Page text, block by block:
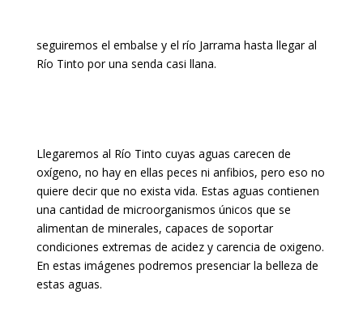
seguiremos el embalse y el río Jarrama hasta llegar al
Río Tinto por una senda casi llana.
Llegaremos al Río Tinto cuyas aguas carecen de
oxígeno, no hay en ellas peces ni anfibios, pero eso no
quiere decir que no exista vida. Estas aguas contienen
una cantidad de microorganismos únicos que se
alimentan de minerales, capaces de soportar
condiciones extremas de acidez y carencia de oxigeno.
En estas imágenes podremos presenciar la belleza de
estas aguas.